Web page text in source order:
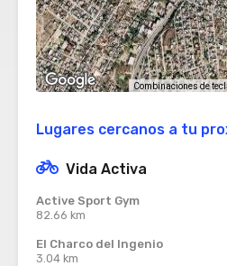
Combinaciones de
Lugares cercanos a tu
Vida Activa
Active Sport Gym
82.66 km
El Charco del Ingenio
3.04 km